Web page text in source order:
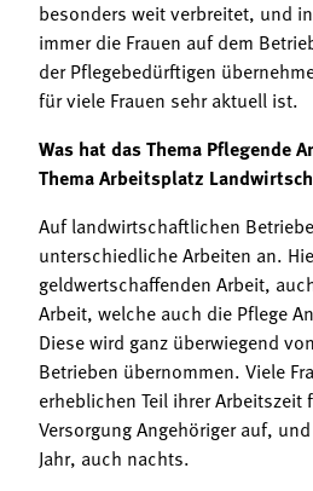
besonders weit verbreitet, und
immer die Frauen auf dem
der Pflegebedürftigen
für viele Frauen sehr aktuell ist.
Was hat das Thema Pflegende
Thema Arbeitsplatz
Auf landwirtschaftlichen
unterschiedliche Arbeiten an.
geldwertschaffenden Arbeit,
Arbeit, welche auch die Pflege
Diese wird ganz überwiegend
Betrieben übernommen. Viele
erheblichen Teil ihrer
Versorgung Angehöriger auf,
Jahr, auch nachts.